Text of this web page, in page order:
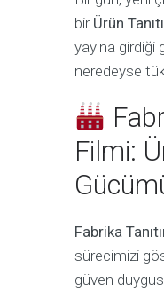
bir Ürün
yayına girdiği
neredeyse
Filmi:
Fabrika
sürecimizi
güven